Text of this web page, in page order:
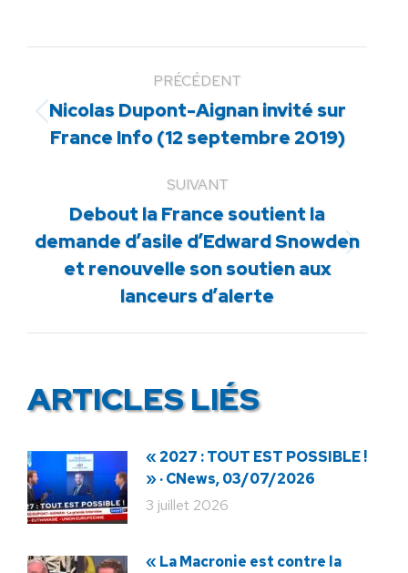
PRÉCÉDENT
Article
précédent
Nicolas Dupont-Aignan invité sur
France Info (12 septembre 2019)
SUIVANT
Article
suivant
:
Debout la France soutient la
demande d’asile d’Edward Snowden
et renouvelle son soutien aux
lanceurs d’alerte
ARTICLES LIÉS
« 2027 : TOUT EST POSSIBLE !
» · CNews, 03/07/2026
3 juillet 2026
« La Macronie est contre la